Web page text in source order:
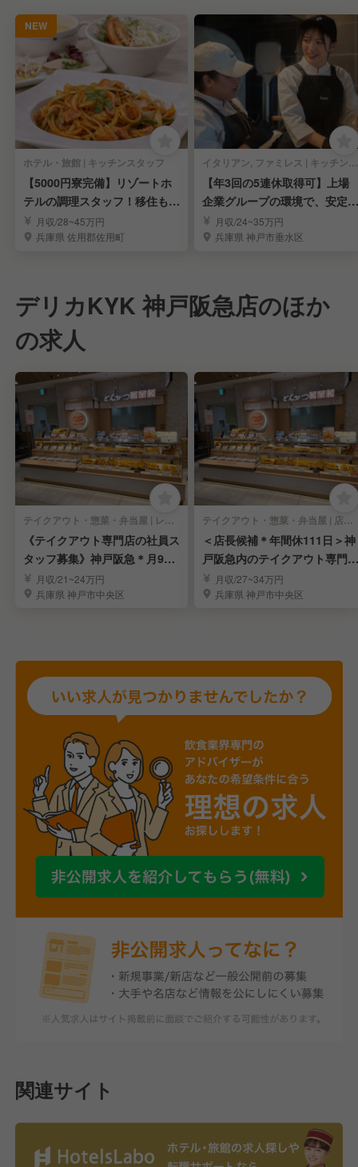
NEW
ホテル・旅館 | キッチンスタッフ
【5000円寮完備】リゾートホ
テルの調理スタッフ！移住も大
歓迎！
月収/28~45万円
兵庫県 佐用郡佐用町
イタリアン, ファミレス | キッチンスタッフ
【年3回の5連休取得可】上場
企業グループの環境で、安定し
たキャリアアップ！
月収/24~35万円
兵庫県 神戸市垂水区
デリカKYK 神戸阪急店のほか
の求人
テイクアウト・惣菜・弁当屋 | レストランサービス・ホールスタッフ
《テイクアウト専門店の社員ス
タッフ募集》神戸阪急＊月9日
休み＊賞与あり
月収/21~24万円
兵庫県 神戸市中央区
テイクアウト・惣菜・弁当屋 | 店長・店長候補
＜店長候補＊年間休111日＞神
戸阪急内のテイクアウト専門店
「デリカKYK」
月収/27~34万円
兵庫県 神戸市中央区
関連サイト